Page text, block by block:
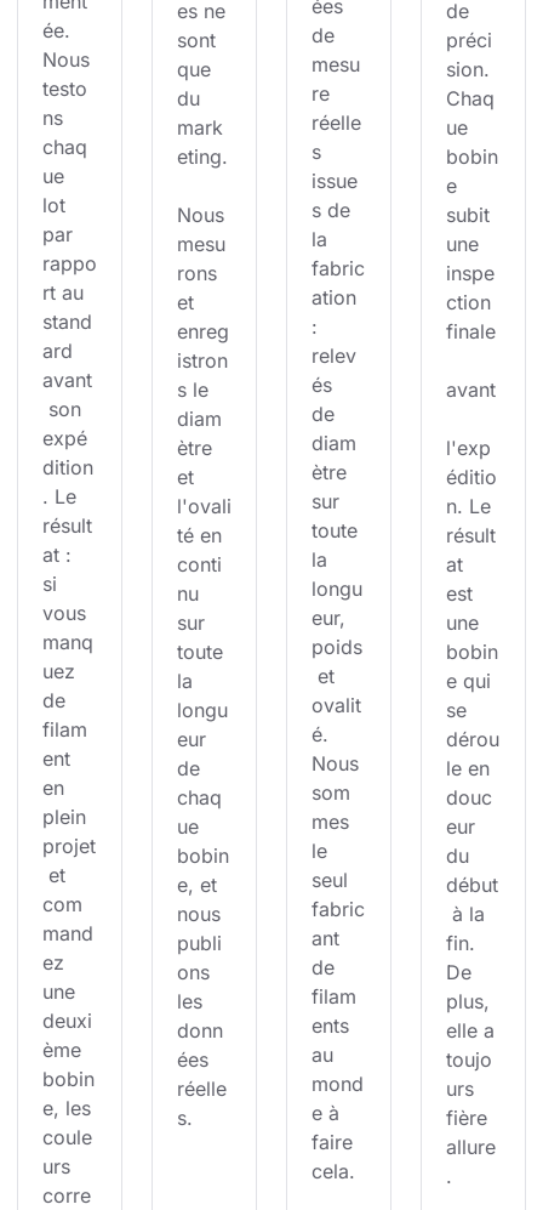
ée.
Nous
testo
ns
chaq
ue
lot
par
rappo
rt au
stand
ard
avant
son
expé
dition
. Le
résult
at :
si
vous
manq
uez
de
filam
ent
en
plein
projet
et
com
mand
ez
une
deuxi
ème
bobin
e, les
coule
urs
corre
es ne
sont
que
du
mark
eting.
Nous
mesu
rons
et
enreg
istron
s le
diam
ètre
et
l'ovali
té en
conti
nu
sur
toute
la
longu
eur
de
chaq
ue
bobin
e, et
nous
publi
ons
les
donn
ées
réelle
s.
ées
de
mesu
re
réelle
s
issue
s de
la
fabric
ation
:
relev
és
de
diam
ètre
sur
toute
la
longu
eur,
poids
et
ovalit
é.
Nous
som
mes
le
seul
fabric
ant
de
filam
ents
au
mond
e à
faire
cela.
de
préci
sion.
Chaq
ue
bobin
e
subit
une
inspe
ction
finale
avant
l'exp
éditio
n. Le
résult
at
est
une
bobin
e qui
se
dérou
le en
douc
eur
du
début
à la
fin.
De
plus,
elle a
toujo
urs
fière
allure
.